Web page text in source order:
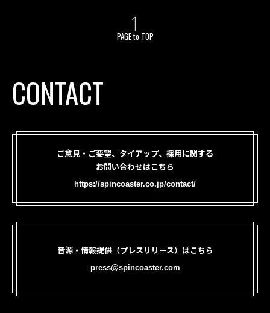
PAGE to TOP
CONTACT
ご意見・ご要望、タイアップ、採用に関する
お問い合わせはこちら
https://spincoaster.co.jp/contact/
音源・情報提供（プレスリリース）はこちら
press@spincoaster.com